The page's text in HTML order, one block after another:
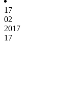
17
02
2017
17